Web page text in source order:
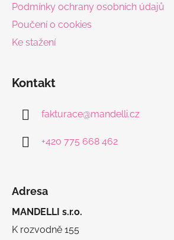
Podmínky ochrany osobních údajů
Poučení o cookies
Ke stažení
Kontakt
fakturace@mandelli.cz
+420 775 668 462
Adresa
MANDELLI s.r.o.
K rozvodně 155